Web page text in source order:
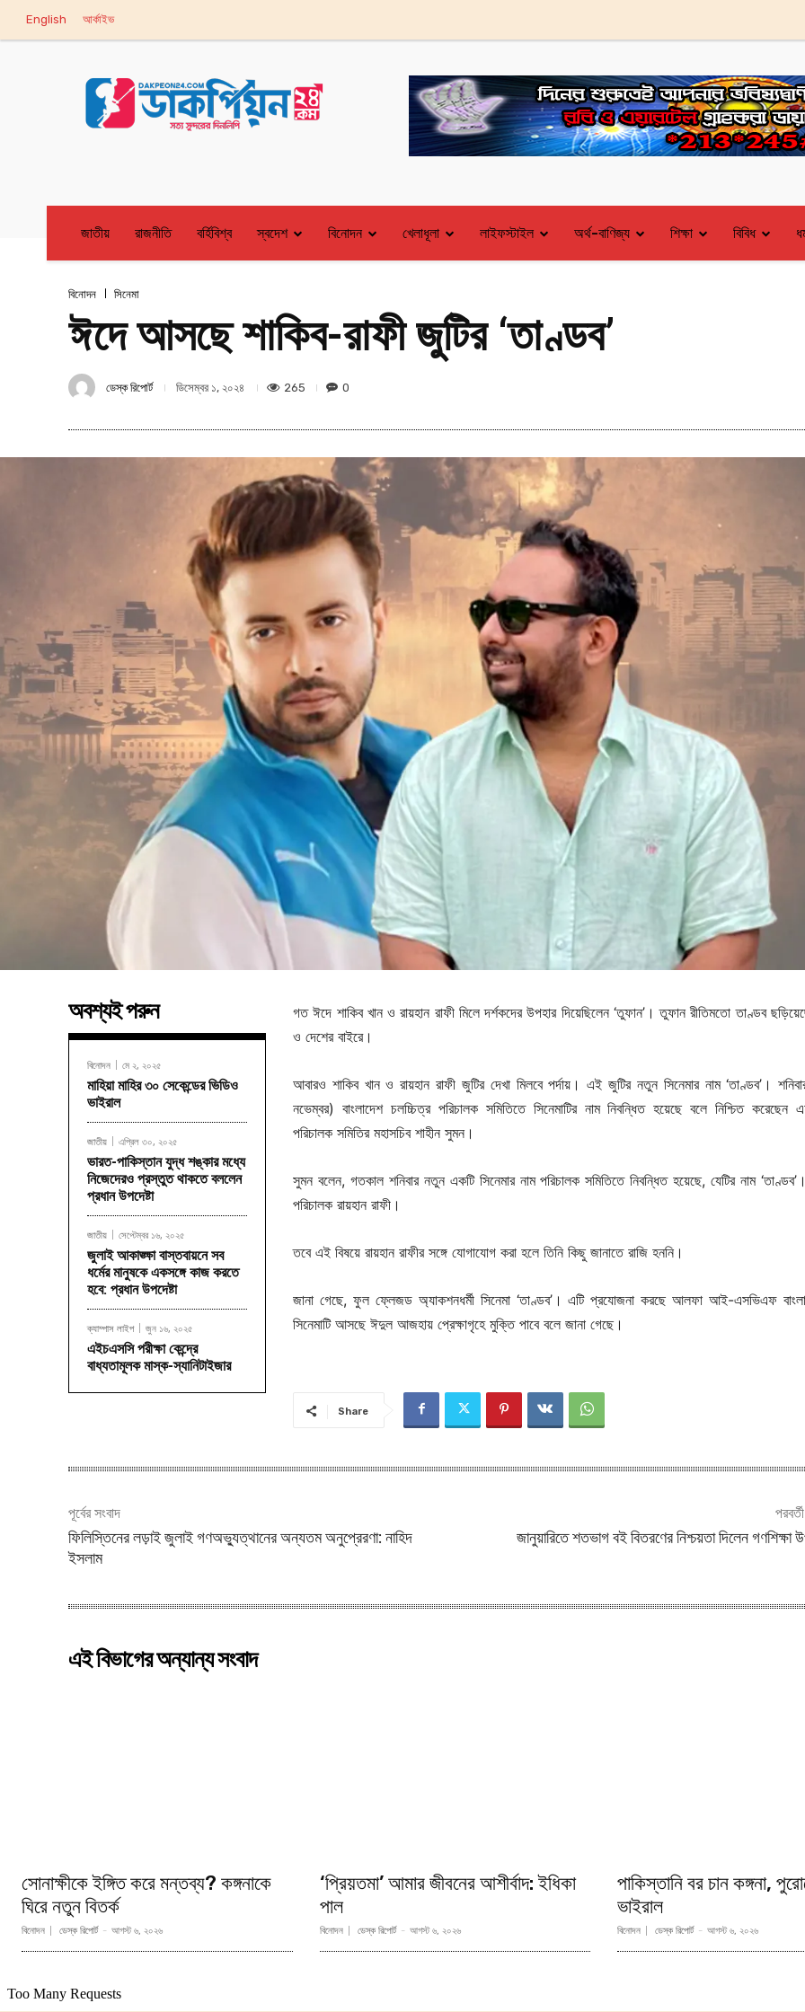
English আর্কাইভ
জাতীয় রাজনীতি বর্হিবিশ্ব স্বদেশ বিনোদন খেলাধূলা লাইফস্টাইল অর্থ-বাণিজ্য শিক্ষা বিবিধ
বিনোদন সিনেমা
ঈদে আসছে শাকিব-রাফী জুটির ‘তাণ্ডব’
ডেস্ক রিপোর্ট ডিসেম্বর ১, ২০২৪ 265 0
অবশ্যই পরুন
বিনোদন মে ২, ২০২৫
মাহিয়া মাহির ৩০ সেকেন্ডের ভিডিও
ভাইরাল
জাতীয় এপ্রিল ৩০, ২০২৫
ভারত-পাকিস্তান যুদ্ধ শঙ্কার মধ্যে
নিজেদেরও প্রস্তুত থাকতে বললেন
প্রধান উপদেষ্টা
জাতীয় সেপ্টেম্বর ১৬, ২০২৫
জুলাই আকাঙ্ক্ষা বাস্তবায়নে সব
ধর্মের মানুষকে একসঙ্গে কাজ করতে
হবে: প্রধান উপদেষ্টা
ক্যাম্পাস লাইপ জুন ১৬, ২০২৫
এইচএসসি পরীক্ষা কেন্দ্রে
বাধ্যতামূলক মাস্ক-স্যানিটাইজার
গত ঈদে শাকিব খান ও রায়হান রাফী মিলে দর্শকদের উপহার দিয়েছিলেন ‘তুফান’। তুফান রীতিমতো তাণ্ডব
ও দেশের বাইরে।
আবারও শাকিব খান ও রায়হান রাফী জুটির দেখা মিলবে পর্দায়। এই জুটির নতুন সিনেমার নাম ‘তাণ্ডব’।
নভেম্বর) বাংলাদেশ চলচ্চিত্র পরিচালক সমিতিতে সিনেমাটির নাম নিবন্ধিত হয়েছে বলে নিশ্চিত করেছেন
পরিচালক সমিতির মহাসচিব শাহীন সুমন।
সুমন বলেন, গতকাল শনিবার নতুন একটি সিনেমার নাম পরিচালক সমিতিতে নিবন্ধিত হয়েছে, যেটির নাম
পরিচালক রায়হান রাফী।
তবে এই বিষয়ে রায়হান রাফীর সঙ্গে যোগাযোগ করা হলে তিনি কিছু জানাতে রাজি হননি।
জানা গেছে, ফুল ফ্লেজড অ্যাকশনধর্মী সিনেমা ‘তাণ্ডব’। এটি প্রযোজনা করছে আলফা আই-এসভিএফ
সিনেমাটি আসছে ঈদুল আজহায় প্রেক্ষাগৃহে মুক্তি পাবে বলে জানা গেছে।
Share
পূর্বের সংবাদ
ফিলিস্তিনের লড়াই জুলাই গণঅভ্যুত্থানের অন্যতম অনুপ্রেরণা: নাহিদ
ইসলাম
জানুয়ারিতে শতভাগ বই বিতরণের নিশ্চয়তা দিলেন গণশিক্ষা
এই বিভাগের অন্যান্য সংবাদ
সোনাক্ষীকে ইঙ্গিত করে মন্তব্য? কঙ্গনাকে
ঘিরে নতুন বিতর্ক
বিনোদন ডেস্ক রিপোর্ট - আগস্ট ৬, ২০২৬
‘প্রিয়তমা’ আমার জীবনের আশীর্বাদ: ইধিকা
পাল
বিনোদন ডেস্ক রিপোর্ট - আগস্ট ৬, ২০২৬
পাকিস্তানি বর চান কঙ্গনা,
ভাইরাল
বিনোদন ডেস্ক রিপোর্ট - আগস্ট ৬, ২০২৬